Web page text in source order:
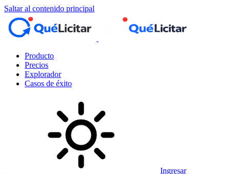
Saltar al contenido principal
Producto
Precios
Explorador
Casos de éxito
Ingresar